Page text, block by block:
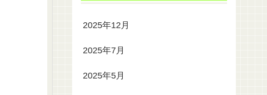
2025年12月
2025年7月
2025年5月